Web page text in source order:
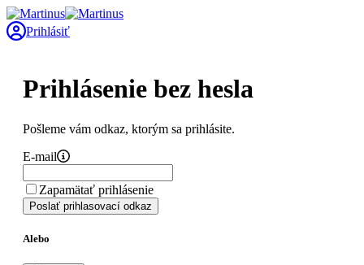
Prihlásiť
Prihlásenie bez hesla
Pošleme vám odkaz, ktorým sa prihlásite.
E-mail
Zapamätať prihlásenie
Poslať prihlasovací odkaz
Alebo